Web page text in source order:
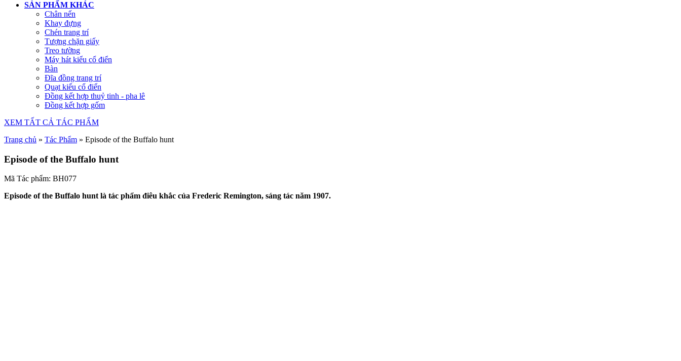
SẢN PHẨM KHÁC
Chân nến
Khay đựng
Chén trang trí
Tượng chặn giấy
Treo tường
Máy hát kiểu cổ điển
Bàn
Đĩa đồng trang trí
Quạt kiểu cổ điển
Đồng kết hợp thuỷ tinh - pha lê
Đồng kết hợp gốm
XEM TẤT CẢ TÁC PHẨM
Trang chủ » Tác Phẩm » Episode of the Buffalo hunt
Episode of the Buffalo hunt
Mã Tác phẩm: BH077
Episode of the Buffalo hunt là tác phẩm điêu khắc của Frederic Remington, sáng tác năm 1907.